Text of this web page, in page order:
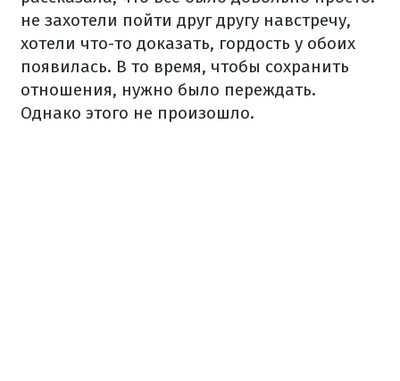
не захотели пойти друг другу навстречу,
хотели что-то доказать, гордость у обоих
появилась. В то время, чтобы сохранить
отношения, нужно было переждать.
Однако этого не произошло.